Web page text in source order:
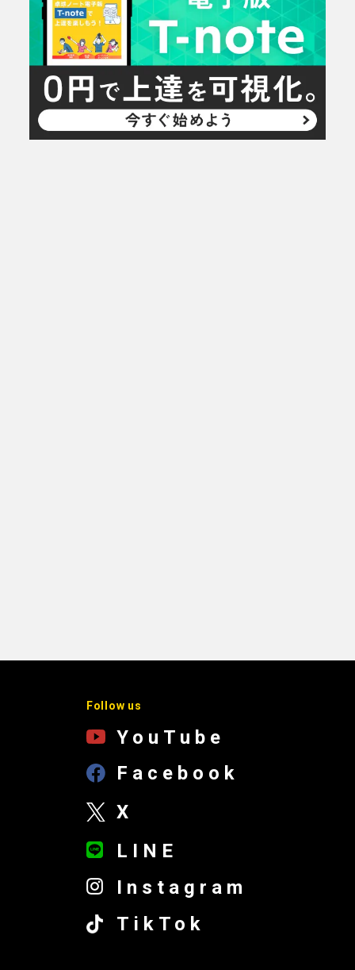
Follow us
YouTube
Facebook
X
LINE
Instagram
TikTok